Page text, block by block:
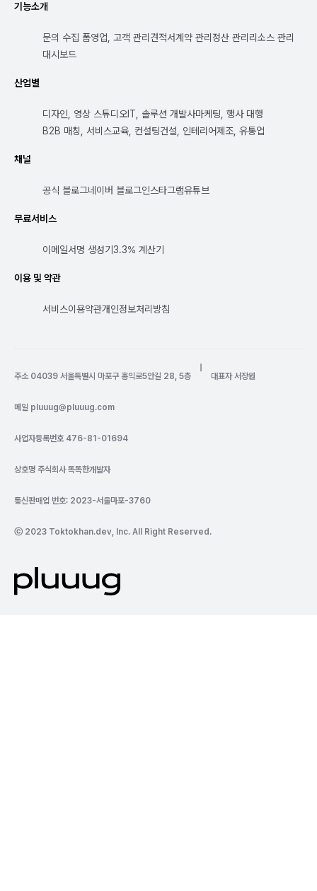
기능소개
문의 수집 폼영업, 고객 관리 견적서계약 관리 정산 관리 리소스 관리
대시보드
산업별
디자인, 영상 스튜디오 IT, 솔루션 개발사마케팅, 행사 대행
B2B 매칭, 서비스교육, 컨설팅건설, 인테리어제조, 유통업
채널
공식 블로그네이버 블로그인스타그램유튜브
무료서비스
이메일서명 생성기 3.3% 계산기
이용 및 약관
서비스이용약관개인정보처리방침
주소 04039 서울특별시 마포구 홍익로5안길 28, 5층
대표자 서장원
메일 pluuug@pluuug.com
사업자등록번호 476-81-01694
상호명 주식회사 똑똑한개발자
통신판매업 번호: 2023-서울마포-3760
ⓒ 2023 Toktokhan.dev, Inc. All Right Reserved.